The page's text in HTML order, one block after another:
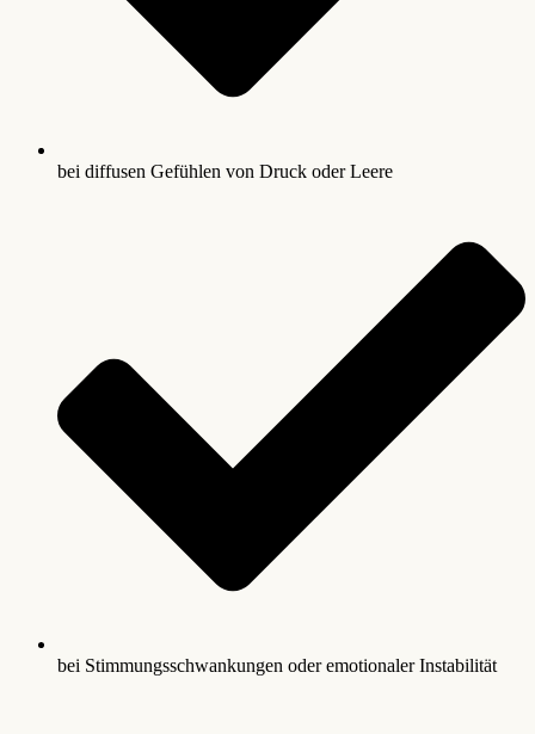
bei diffusen Gefühlen von Druck oder Leere
bei Stimmungsschwankungen oder emotionaler Instabilität